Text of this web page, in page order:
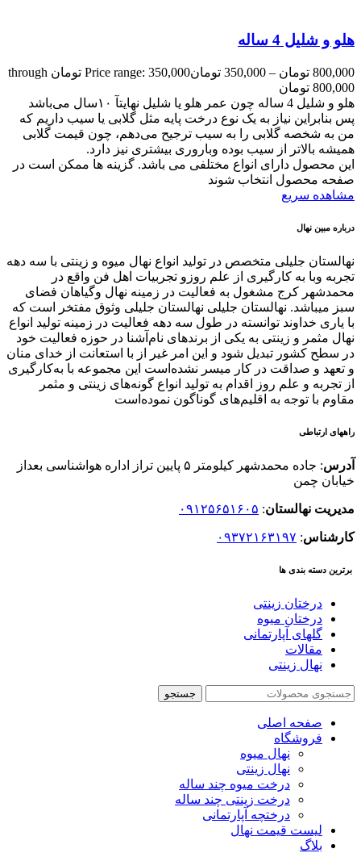
هلو و شلیل 4 ساله
800,000 تومان –
350,000 تومان
Price range: 350,000 تومان through
800,000 تومان
هلو و شلیل 4 ساله چون عمر هلو یا شلیل نهایتآ ۱۰سال می‌باشد
پس بنابراین نیاز به یک نوع درخت پایه مثل گلابی یا سیب داریم که
من به شخصه گلابی را به سیب ترجیح می‌دهم، چون قیمت گلابی
همیشه بالاتر از سیب بوده وباروری بیشتری نیز دارد.
این محصول دارای انواع مختلفی می باشد. گزینه ها ممکن است در
صفحه محصول انتخاب شوند
مشاهده سریع
درباره مبین نهال
نهالستان جلیلی متخصص در تولید انواع نهال میوه و زینتی با سه دهه
تجربه وبا به کارگیری از علم روزو تجربیات اهل فن واقع در
محمدشهر کرج مشغول به فعالیت در زمینه نهال وگیاهان فضای
سبز میباشد. نهالستان جلیلی نهالستان جلیلی وثوق مفتخر است که
با یاری خداوند توانسته در طول سه دهه فعالیت در زمینه تولید انواع
نهال مثمر و زینتی به یکی از برندهای نام‌آشنا در حوزه فعالیت خود
در سطح کشور تبدیل شود و این امر غیر از با استعانت از خدای منان
و تعهد و صداقت در کار میسر نشده‌است این مجموعه با به‌کارگیری
از تجربه و علم روز اقدام به تولید انواع گونه‌های زینتی و مثمر
مقاوم با توجه به اقلیم‌های گوناگون نموده‌است
راههای ارتباطی
آدرس
: جاده محمدشهر کیلومتر ۵ پایین تراز اداره هواشناسی بعداز
خیابان چمن
مدیریت نهالستان: ۰۹۱۲۵۶۵۱۶۰۵
کارشناس: ۰۹۳۷۲۱۶۳۱۹۷
برترین دسته بندی ها
درختان زینتی
درختان میوه
گلهای آپارتمانی
مقالات
نهال زینتی
جستجو
صفحه اصلی
فروشگاه
نهال میوه
نهال زینتی
درخت میوه چند ساله
درخت زینتی چند ساله
درختچه آپارتمانی
لیست قیمت نهال
بلاگ